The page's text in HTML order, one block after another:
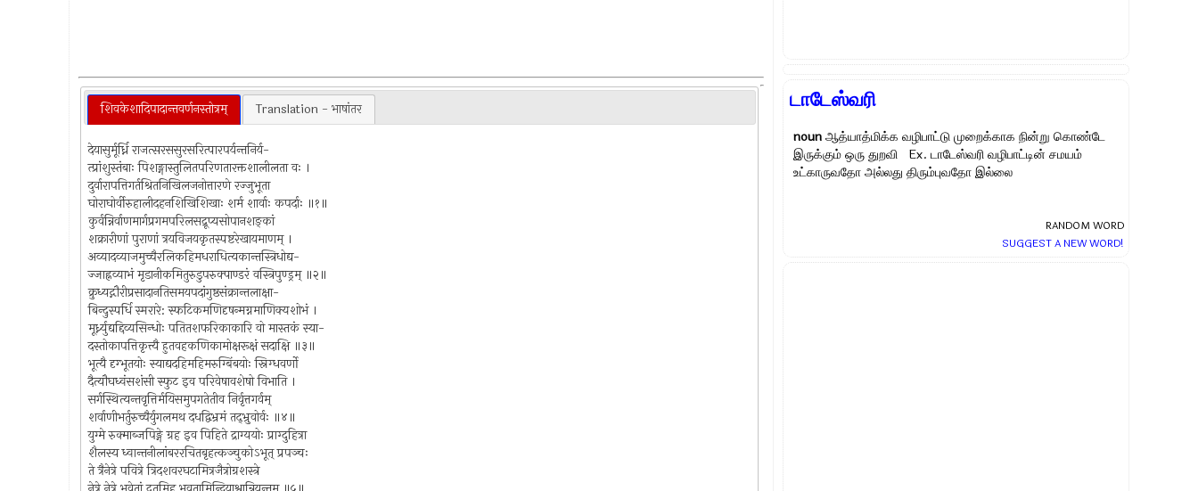
शिवकेशादिपादान्तवर्णनस्तोत्रम् Translation - भाषांतर
देयासुर्मूर्ध्नि राजत्सरससुरसरित्पारपर्यन्तनिर्य-
त्प्रांशुस्तंबाः पिशङ्गास्तुलितपरिणतारक्तशालीलता वः ।
दुर्वारापत्तिगर्तश्रितनिखिलजनोत्तारणे रज्जुभूता
घोराघोर्वीरुहालीदहनशिखिशिखाः शर्म शार्वाः कपर्दाः ॥१॥
कुर्वन्निर्वाणमार्गप्रगमपरिलसद्रूप्यसोपानशङ्कां
शक्रारीणां पुराणां त्रयविजयकृतस्पष्टरेखायमाणम् ।
अव्यादव्याजमुच्चैरलिकहिमधराधित्यकान्तस्त्रिधोद्य-
ज्जाह्नव्याभं मृडानीकमितुरुडुपरुक्पाण्डरं वस्त्रिपुण्ड्रम् ॥२॥
क्रुध्यद्गौरीप्रसादानतिसमयपदांगुष्ठसंक्रान्तलाक्षा-
बिन्दुस्पर्धि स्मरारे: स्फटिकमणिदृषन्मग्नमाणिक्यशोभं ।
मूर्ध्न्युद्यद्दिव्यसिन्धोः पतितशफरिकाकारि वो मास्तकं स्या-
दस्तोकापत्तिकृत्त्यै हुतवहकणिकामोक्षरूक्षं सदाक्षि ॥३॥
भूत्यै दृग्भूतयोः स्याद्यदहिमहिमरुग्बिंबयोः स्निग्धवर्णो
दैत्यौघध्वंसशंसी स्फुट इव परिवेषावशेषो विभाति ।
सर्गस्थित्यन्तवृत्तिर्मयिसमुपगतेतीव निर्वृत्तगर्वम्
शर्वाणीभर्तुरुच्चैर्युगलमथ दधद्विभ्रमं तद्भ्रुवोर्वः ॥४॥
युग्मे रुक्माब्जपिङ्गे ग्रह इव पिहिते द्राग्ययोः प्राग्दुहित्रा
शैलस्य ध्वान्तनीलांबररचितबृहत्कञ्चुकोऽभूत् प्रपञ्चः
ते त्रैनेत्रे पवित्रे त्रिदशवरघटामित्रजैत्रोग्रशस्त्रे
டாடேஸ்வரி
nounஆத்யாத்மிக்க வழிபாட்டு முறைக்காக நின்று கொண்டே
இருக்கும் ஒரு துறவி Ex. டாடேஸ்வரி வழிபாட்டின் சமயம்
உட்காருவதோ அல்லது திரும்புவதோ இல்லை
RANDOM WORD
SUGGEST A NEW WORD!